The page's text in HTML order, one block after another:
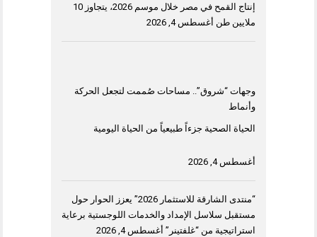
إنتاج القمح في مصر خلال موسم 2026، يتجاوز 10
ملايين طن أغسطس 4, 2026
وجهات “شروق”.. مساحات صُممت لتجعل الحركة
وأنماط
الحياة الصحية جزءاً طبيعياً من الحياة اليومية
أغسطس 4, 2026
“منتدى الشارقة للاستثمار 2026” يعزز الحوار حول
مستقبل سلاسل الإمداد والخدمات اللوجستية برعاية
استراتيجية من “غلفتينر” أغسطس 4, 2026